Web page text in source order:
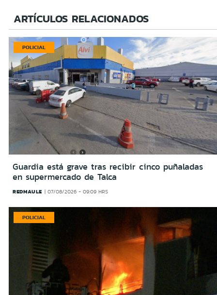
ARTÍCULOS RELACIONADOS
POLICIAL
Guardia está grave tras recibir cinco puñaladas
en supermercado de Talca
REDMAULE 07/08/2026 - 09:09 HRS
POLICIAL